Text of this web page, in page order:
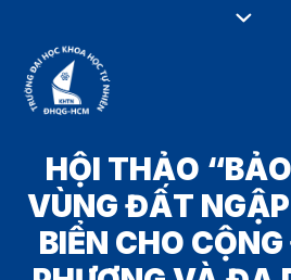
HỘI THẢO
VÙNG ĐẤT
BIỂN CHO